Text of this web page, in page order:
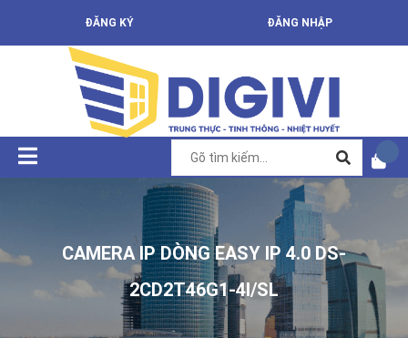
ĐĂNG KÝ ĐĂNG NHẬP
CAMERA IP DÒNG EASY IP 4.0 DS-
2CD2T46G1-4I/SL